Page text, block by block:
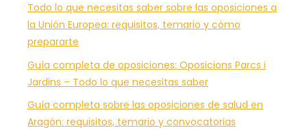
Todo lo que necesitas saber sobre las oposiciones a
la Unión Europea: requisitos, temario y cómo
prepararte
Guía completa de oposiciones: Oposicions Parcs i
Jardins – Todo lo que necesitas saber
Guía completa sobre las oposiciones de salud en
Aragón: requisitos, temario y convocatorias